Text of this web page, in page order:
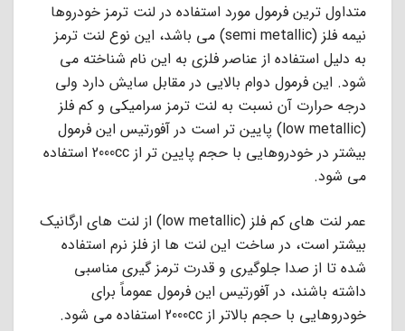
ﻣﺘﺪاول ﺗﺮﯾﻦ ﻓﺮﻣﻮل ﻣﻮرد اﺳﺘﻔﺎده در ﻟﻨﺖ ﺗﺮﻣﺰ ﺧﻮدروﻫﺎ
ﻧﯿﻤﻪ ﻓﻠﺰ (semi metallic) ﻣﻰ ﺑﺎﺷﺪ، اﯾﻦ ﻧﻮع ﻟﻨﺖ ﺗﺮﻣﺰ
ﺑﻪ دﻟﯿﻞ اﺳﺘﻔﺎده از ﻋﻨﺎﺻﺮ ﻓﻠﺰى ﺑﻪ اﯾﻦ ﻧﺎم ﺷﻨﺎﺧﺘﻪ ﻣﻰ
ﺷﻮد. اﯾﻦ ﻓﺮﻣﻮل دوام ﺑﺎﻻﯾﻰ در ﻣﻘﺎﺑﻞ ﺳﺎﯾﺶ دارد وﻟﻰ
درﺟﻪ ﺣﺮارت آن ﻧﺴﺒﺖ ﺑﻪ ﻟﻨﺖ ﺗﺮﻣﺰ ﺳﺮاﻣﯿﮑﻰ و ﮐﻢ ﻓﻠﺰ
(low metallic) ﭘﺎﯾﯿﻦ ﺗﺮ اﺳﺖ در آﻓﻮرﺗﯿﺲ اﯾﻦ ﻓﺮﻣﻮل
ﺑﯿﺸﺘﺮ در ﺧﻮدروﻫﺎﯾﻰ ﺑﺎ ﺣﺠﻢ ﭘﺎﯾﯿﻦ ﺗﺮ از 2000cc اﺳﺘﻔﺎده
ﻣﻰ ﺷﻮد.
عمر ﻟﻨﺖ ﻫﺎى ﮐﻢ ﻓﻠﺰ (low metallic) از ﻟﻨﺖ ﻫﺎى ارﮔﺎﻧﯿﮏ
ﺑﯿﺸﺘﺮ اﺳﺖ، در ﺳﺎﺧﺖ اﯾﻦ ﻟﻨﺖ ﻫﺎ از ﻓﻠﺰ ﻧﺮم اﺳﺘﻔﺎده
ﺷﺪه ﺗﺎ از ﺻﺪا ﺟﻠﻮﮔﯿﺮى و ﻗﺪرت ﺗﺮﻣﺰ ﮔﯿﺮى ﻣﻨﺎﺳﺒﻰ
داﺷﺘﻪ ﺑﺎﺷﻨﺪ، در آﻓﻮرﺗﯿﺲ اﯾﻦ ﻓﺮﻣﻮل ﻋﻤﻮﻣﺎً ﺑﺮاى
ﺧﻮدروﻫﺎﯾﻰ ﺑﺎ ﺣﺠﻢ ﺑﺎﻻﺗﺮ از 2000cc اﺳﺘﻔﺎده ﻣﻰ ﺷﻮد.